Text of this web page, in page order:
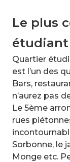
Le plus
étudiant
Quartier
est l’un des
Bars,
n’aurez pas
Le 5ème
rues
Sorbonne, le
Monge etc.